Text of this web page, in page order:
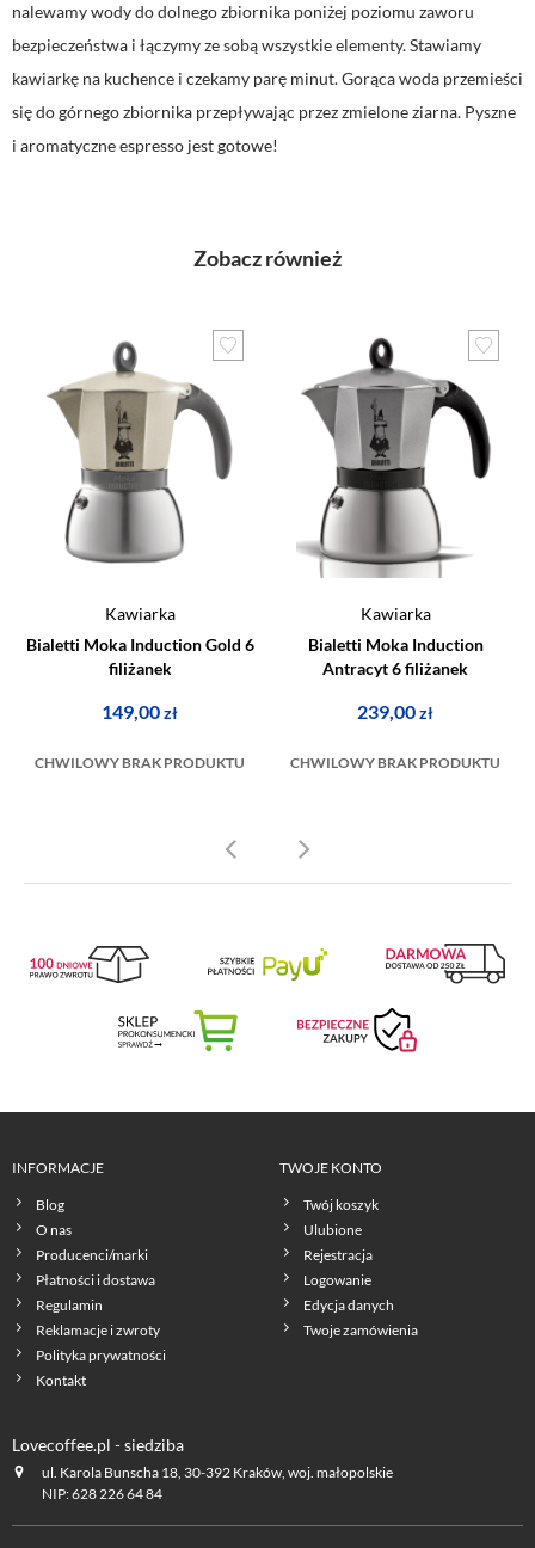
nalewamy wody do dolnego zbiornika poniżej poziomu zaworu
bezpieczeństwa i łączymy ze sobą wszystkie elementy. Stawiamy
kawiarkę na kuchence i czekamy parę minut. Gorąca woda przemieści
się do górnego zbiornika przepływając przez zmielone ziarna. Pyszne
i aromatyczne espresso jest gotowe!
Zobacz również
Kawiarka
Bialetti Moka Induction Gold 6
filiżanek
149,00zł
CHWILOWY BRAK PRODUKTU
Kawiarka
Bialetti Moka Induction
Antracyt 6 filiżanek
239,00zł
CHWILOWY BRAK PRODUKTU
INFORMACJE
Blog
O nas
Producenci/marki
Płatności i dostawa
Regulamin
Reklamacje i zwroty
Polityka prywatności
Kontakt
TWOJE KONTO
Twój koszyk
Ulubione
Rejestracja
Logowanie
Edycja danych
Twoje zamówienia
Lovecoffee.pl - siedziba
ul. Karola Bunscha 18, 30-392 Kraków, woj. małopolskie
NIP: 628 226 64 84